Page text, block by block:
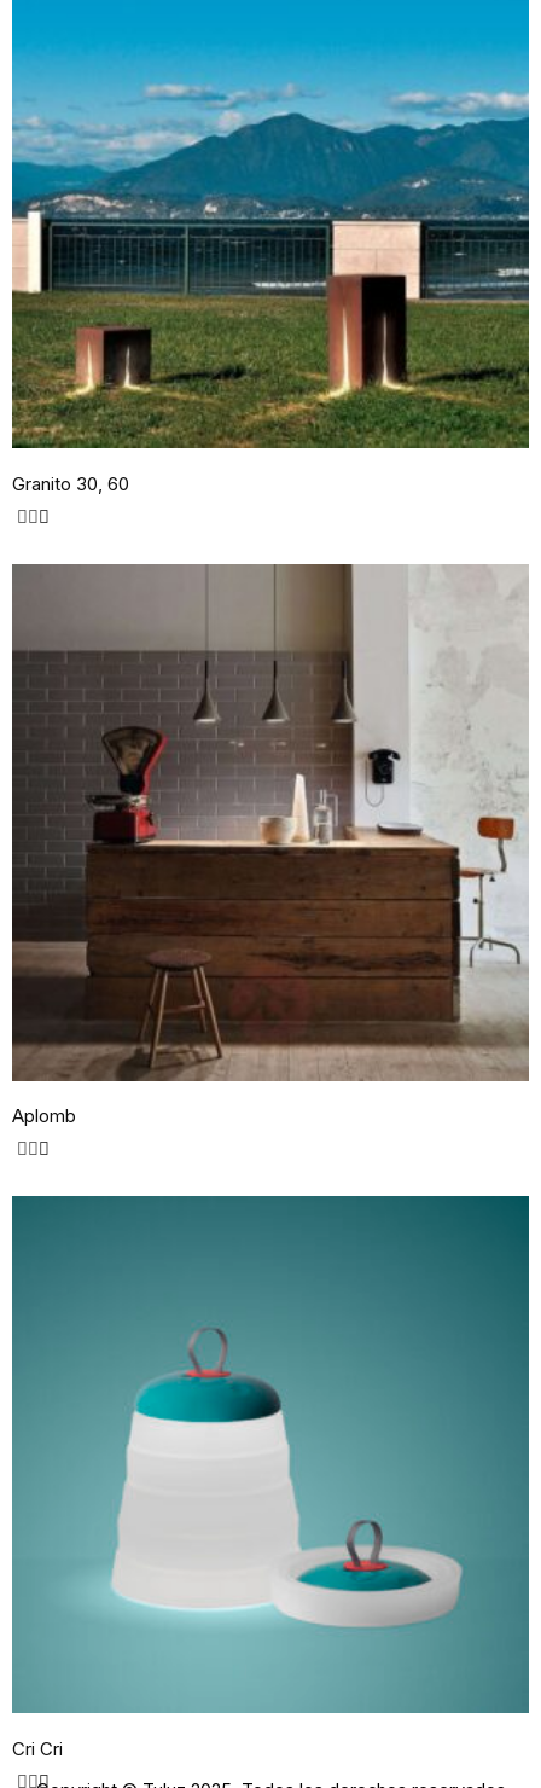
Granito 30, 60
Aplomb
Cri Cri
Página Principal
Catálogo
Fabricantes
Quiénes somos
Contacto